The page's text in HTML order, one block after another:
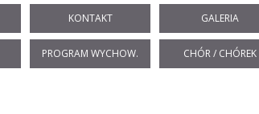
Przeskocz do treści
KONTAKT GALERIA
PROGRAM WYCHOW. CHÓR / CHÓREK